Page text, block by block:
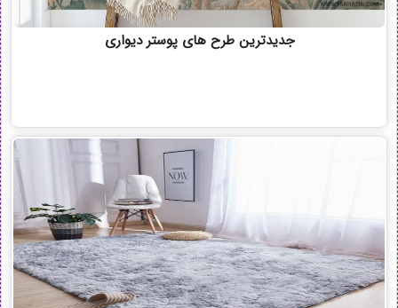
جدیدترین طرح های پوستر دیواری